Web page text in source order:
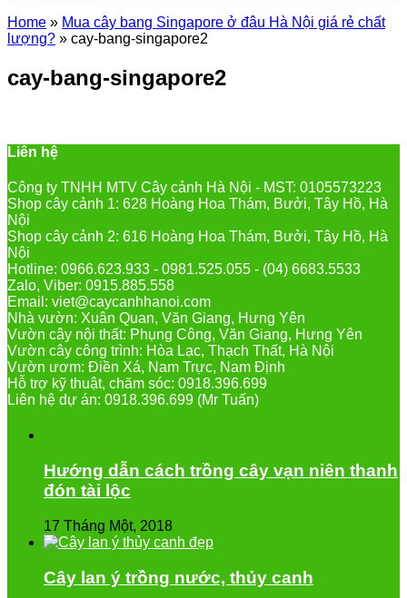
Home » Mua cây bang Singapore ở đâu Hà Nội giá rẻ chất
lượng? » cay-bang-singapore2
cay-bang-singapore2
Liên hệ
Công ty TNHH MTV Cây cảnh Hà Nội - MST: 0105573223
Shop cây cảnh 1: 628 Hoàng Hoa Thám, Bưởi, Tây Hồ, Hà
Nội
Shop cây cảnh 2: 616 Hoàng Hoa Thám, Bưởi, Tây Hồ, Hà
Nội
Hotline: 0966.623.933 - 0981.525.055 - (04) 6683.5533
Zalo, Viber: 0915.885.558
Email: viet@caycanhhanoi.com
Nhà vườn: Xuân Quan, Văn Giang, Hưng Yên
Vườn cây nội thất: Phụng Công, Văn Giang, Hưng Yên
Vườn cây công trình: Hòa Lạc, Thạch Thất, Hà Nội
Vườn ươm: Điền Xá, Nam Trực, Nam Định
Hỗ trợ kỹ thuật, chăm sóc: 0918.396.699
Liên hệ dự án: 0918.396.699 (Mr Tuấn)
Hướng dẫn cách trồng cây vạn niên thanh
đón tài lộc
17 Tháng Một, 2018
Cây lan ý trồng nước, thủy canh